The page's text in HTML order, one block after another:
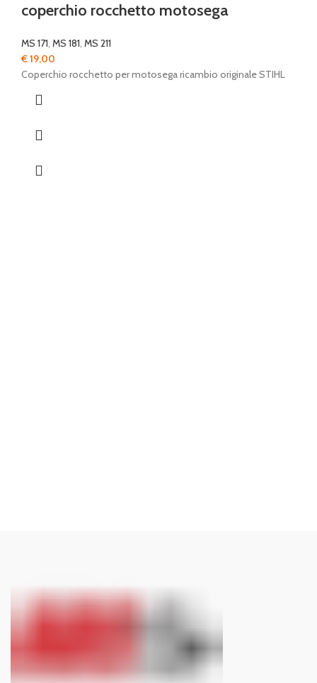
coperchio rocchetto motosega
MS 171, MS 181, MS 211
€19,00
Coperchio rocchetto per motosega ricambio originale STIHL